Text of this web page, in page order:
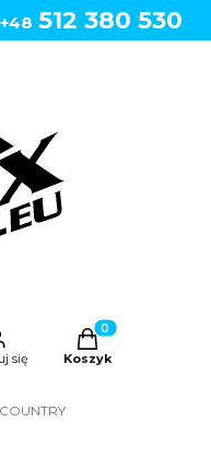
+48 512 380 530
się
Produkty w
Koszyk